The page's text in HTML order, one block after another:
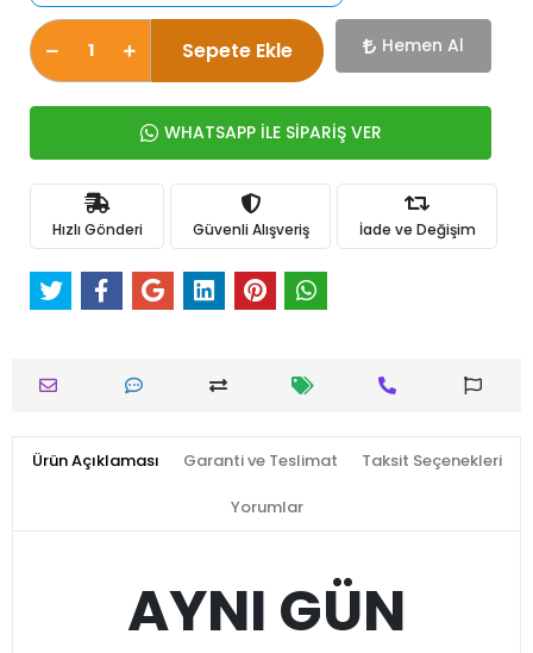
Sepete Ekle Hemen Al
WHATSAPP İLE SİPARİŞ VER
Hızlı Gönderi Güvenli Alışveriş İade ve Değişim
Ürün Açıklaması Garanti ve Teslimat Taksit Seçenekleri
Yorumlar
AYNI GÜN